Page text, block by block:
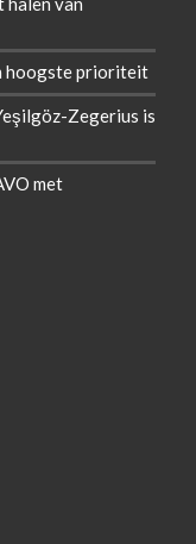
hoogste prioriteit
Zegerius is
met